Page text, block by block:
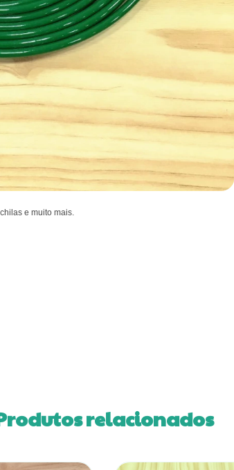
e muito mais.
relacionados